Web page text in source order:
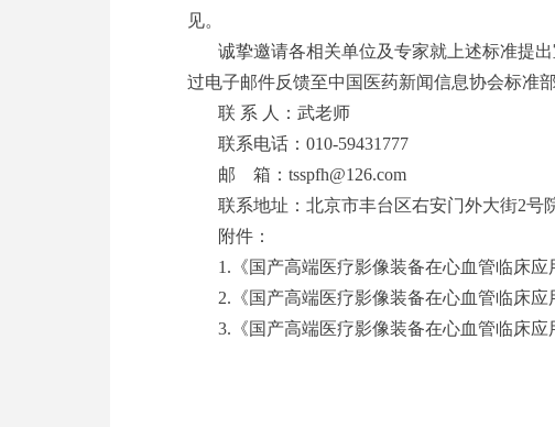
见。
诚挚邀请各相关单位及专家就上述标准提
过电子邮件反馈至中国医药新闻信息协会标准
联 系 人：武老师
联系电话：010-59431777
邮 箱：tsspfh@126.com
联系地址：北京市丰台区右安门外大街2号
附件：
1.《国产高端医疗影像装备在心血管临床
2.《国产高端医疗影像装备在心血管临床
3.《国产高端医疗影像装备在心血管临床